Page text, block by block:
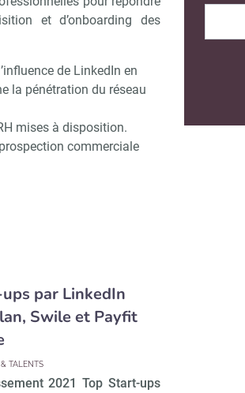
et d’onboarding des
de LinkedIn en
la pénétration du réseau
mises à disposition.
commerciale
par LinkedIn
Swile et Payfit
TALENTS
2021 Top Start-ups